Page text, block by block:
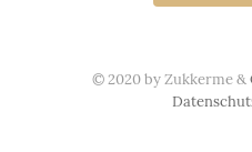
© 2020 by Zukkerme &